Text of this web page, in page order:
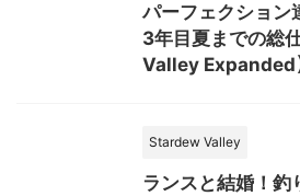
パーフェクション
3年目夏までの総
Valley Expanded
Stardew Valley
ランスと結婚！釣